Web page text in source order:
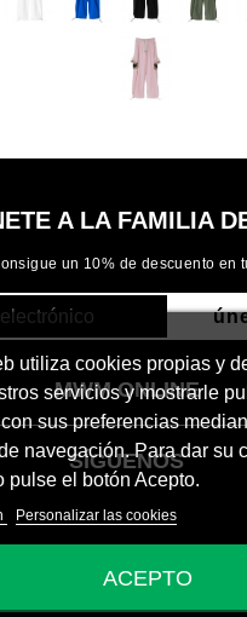
A LA FAMILIA
un 10% de descuento
utiliza cookies propias y
servicios y mostrarle
sus preferencias
navegación. Para dar su
pulse el botón Acepto.
Personalizar las cookies
ACEPTO
MWM ONLINE
SÍGUENOS